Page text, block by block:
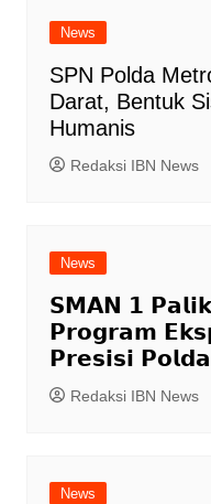
News
SPN Polda
Darat, Bentuk
Humanis
Redaksi IBN News
News
𝗦𝗠𝗔𝗡 𝟭
𝗣𝗿𝗼𝗴𝗿𝗮𝗺
𝗣𝗿𝗲𝘀𝗶𝘀𝗶
Redaksi IBN News
News